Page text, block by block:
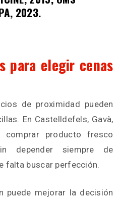
2023.
para elegir cenas
de proximidad pueden
En Castelldefels, Gavà,
comprar producto fresco
depender siempre de
falta buscar perfección.
puede mejorar la decisión